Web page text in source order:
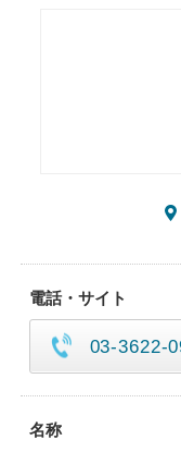
電話・サイト
03-3622-
名称